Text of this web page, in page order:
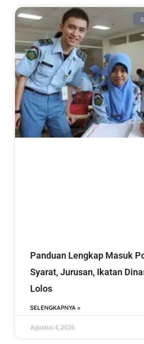
Panduan Lengkap Masuk
Syarat, Jurusan, Ikatan
Lolos
SELENGKAPNYA »
Agustus 4, 2026